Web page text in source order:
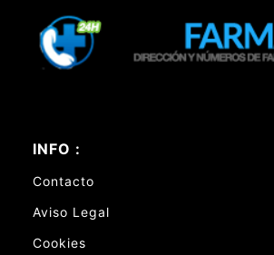
INFO :
Contacto
Aviso Legal
Cookies